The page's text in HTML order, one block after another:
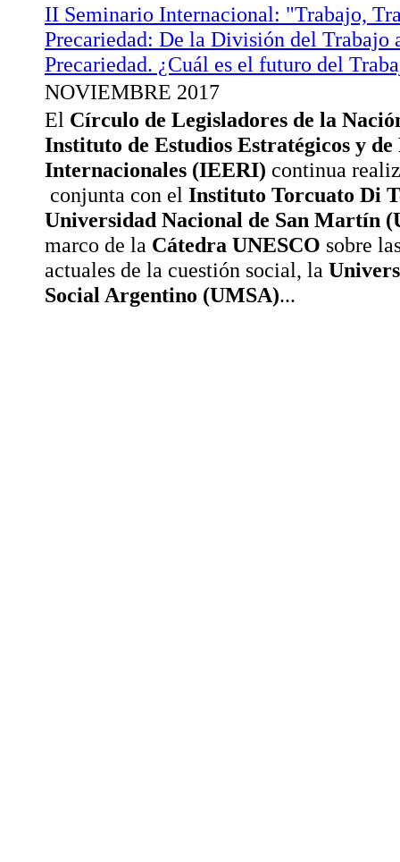
II Seminario Internacional: "Trabajo,
Precariedad: De la División del Trabajo
Precariedad. ¿Cuál es el futuro del
NOVIEMBRE 2017
El Círculo de Legisladores de la
Instituto de Estudios Estratégicos y de
Internacionales (IEERI) continua
conjunta con el Instituto Torcuato Di
Universidad Nacional de San Martín
marco de la Cátedra UNESCO sobre
actuales de la cuestión social, la
Social Argentino (UMSA)...